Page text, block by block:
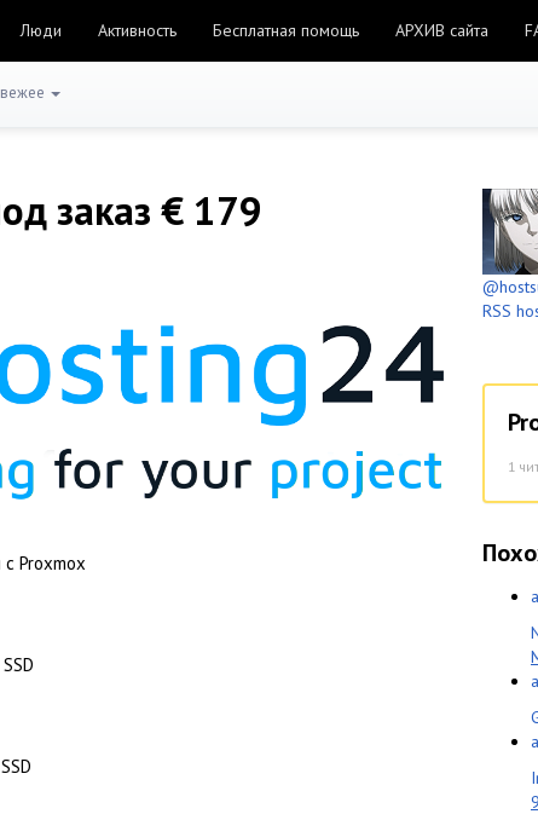
Люди Активность Бесплатная помощь АРХИВ сайта
заказ € 179
Proxmox
RSS
1